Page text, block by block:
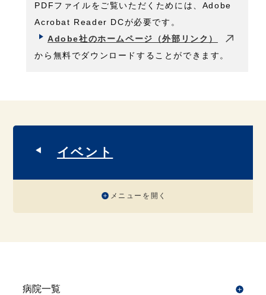
PDFファイルをご覧いただくためには、Adobe
Acrobat Reader DCが必要です。
Adobe社のホームページ（外部リンク）
から無料でダウンロードすることができます。
イベント
メニューを開く
病院一覧